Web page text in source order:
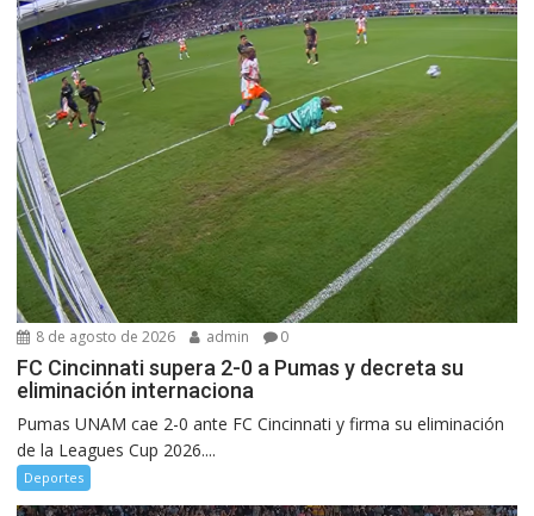
8 de agosto de 2026 admin 0
FC Cincinnati supera 2-0 a Pumas y decreta su
eliminación internaciona
Pumas UNAM cae 2-0 ante FC Cincinnati y firma su eliminación
de la Leagues Cup 2026....
Deportes